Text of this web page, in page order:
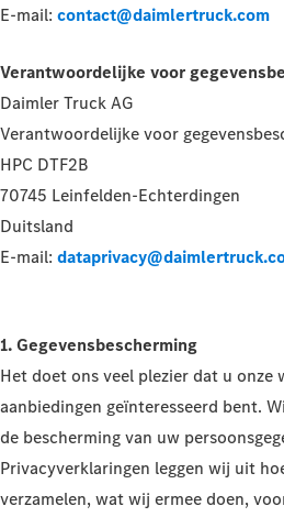
E-mail: contact@daimlertruck.com
Verantwoordelijke voor
Daimler Truck AG
Verantwoordelijke voor
HPC DTF2B
70745 Leinfelden-Echterdingen
Duitsland
E-mail:
1. Gegevensbescherming
Het doet ons veel plezier dat u onze
aanbiedingen geïnteresseerd bent.
de bescherming van uw
Privacyverklaringen leggen wij uit
verzamelen, wat wij ermee doen,